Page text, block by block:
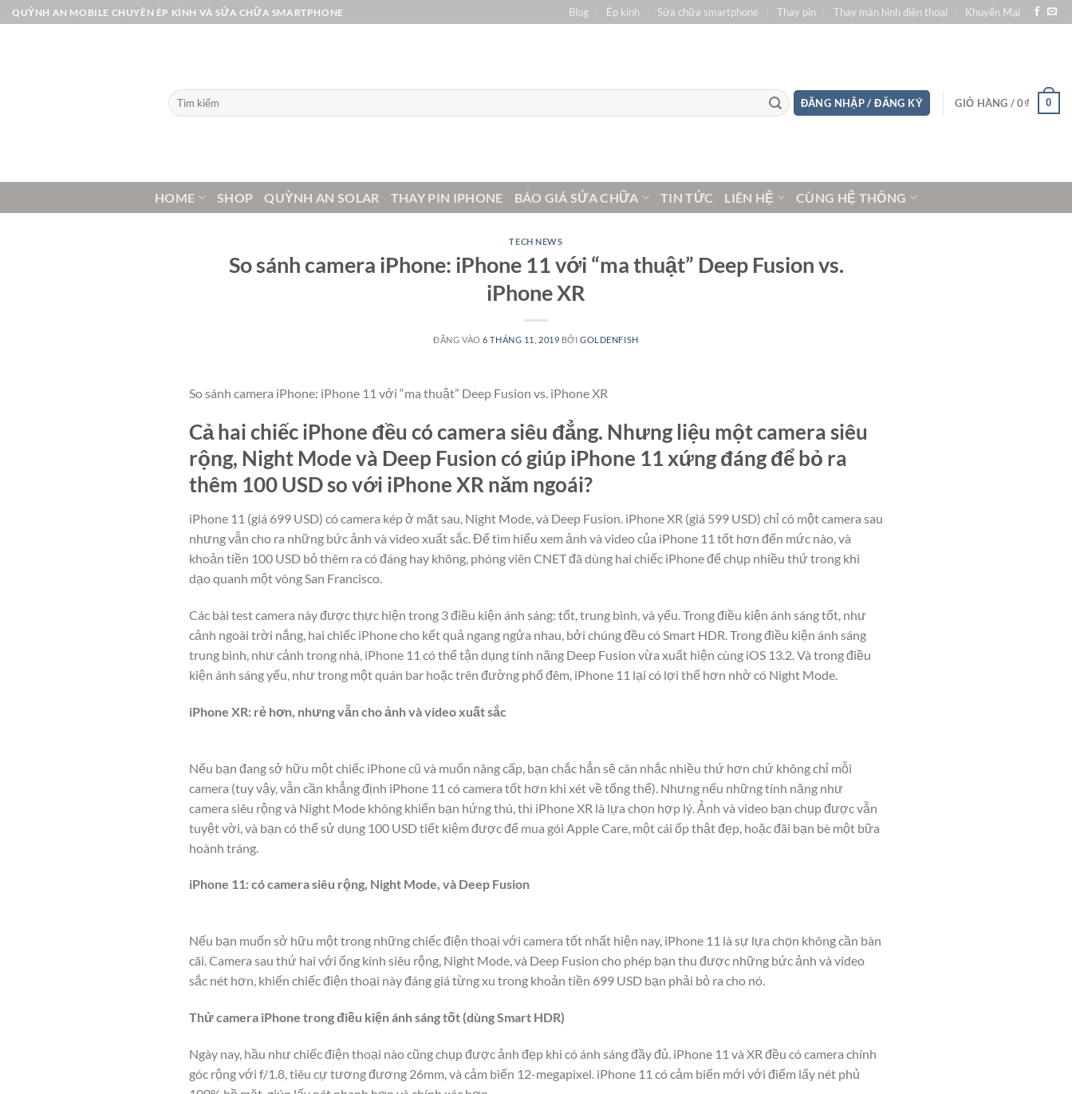
Bỏ
qua
QUỲNH AN MOBILE CHUYÊN ÉP KÍNH VÀ SỬA CHỮA SMARTPHONE Blog Ép kính Sửa chữa smartphone Thay pin Thay màn hình điện thoại Khuyến Mại
Tìm
kiếm:
ĐĂNG NHẬP / ĐĂNG KÝ GIỎ HÀNG /0₫ 0
HOME SHOP QUỲNH AN SOLAR THAY PIN IPHONE BÁO GIÁ SỬA CHỮA TIN TỨC LIÊN HỆ CÙNG HỆ THỐNG
TECH NEWS
So sánh camera iPhone: iPhone 11 với “ma thuật” Deep Fusion vs.
iPhone XR
ĐĂNG VÀO6 THÁNG 11, 2019 BỞIGOLDENFISH
So sánh camera iPhone: iPhone 11 với “ma thuật” Deep Fusion vs. iPhone XR
Cả hai chiếc iPhone đều có camera siêu đẳng. Nhưng liệu một camera siêu
rộng, Night Mode và Deep Fusion có giúp iPhone 11 xứng đáng để bỏ ra
thêm 100 USD so với iPhone XR năm ngoái?
iPhone 11 (giá 699 USD) có camera kép ở mặt sau, Night Mode, và Deep Fusion. iPhone XR (giá 599 USD) chỉ có một camera sau
nhưng vẫn cho ra những bức ảnh và video xuất sắc. Để tìm hiểu xem ảnh và video của iPhone 11 tốt hơn đến mức nào, và
khoản tiền 100 USD bỏ thêm ra có đáng hay không, phóng viên CNET đã dùng hai chiếc iPhone để chụp nhiều thứ trong khi
dạo quanh một vòng San Francisco.
Các bài test camera này được thực hiện trong 3 điều kiện ánh sáng: tốt, trung bình, và yếu. Trong điều kiện ánh sáng tốt, như
cảnh ngoài trời nắng, hai chiếc iPhone cho kết quả ngang ngửa nhau, bởi chúng đều có Smart HDR. Trong điều kiện ánh sáng
trung bình, như cảnh trong nhà, iPhone 11 có thể tận dụng tính năng Deep Fusion vừa xuất hiện cùng iOS 13.2. Và trong điều
kiện ánh sáng yếu, như trong một quán bar hoặc trên đường phố đêm, iPhone 11 lại có lợi thế hơn nhờ có Night Mode.
iPhone XR: rẻ hơn, nhưng vẫn cho ảnh và video xuất sắc
Nếu bạn đang sở hữu một chiếc iPhone cũ và muốn nâng cấp, bạn chắc hẳn sẽ cân nhắc nhiều thứ hơn chứ không chỉ mỗi
camera (tuy vậy, vẫn cần khẳng định iPhone 11 có camera tốt hơn khi xét về tổng thể). Nhưng nếu những tính năng như
camera siêu rộng và Night Mode không khiến bạn hứng thú, thì iPhone XR là lựa chọn hợp lý. Ảnh và video bạn chụp được vẫn
tuyệt vời, và bạn có thể sử dụng 100 USD tiết kiệm được để mua gói Apple Care, một cái ốp thật đẹp, hoặc đãi bạn bè một bữa
hoành tráng.
iPhone 11: có camera siêu rộng, Night Mode, và Deep Fusion
Nếu bạn muốn sở hữu một trong những chiếc điện thoại với camera tốt nhất hiện nay, iPhone 11 là sự lựa chọn không cần bàn
cãi. Camera sau thứ hai với ống kính siêu rộng, Night Mode, và Deep Fusion cho phép bạn thu được những bức ảnh và video
sắc nét hơn, khiến chiếc điện thoại này đáng giá từng xu trong khoản tiền 699 USD bạn phải bỏ ra cho nó.
Thử camera iPhone trong điều kiện ánh sáng tốt (dùng Smart HDR)
Ngày nay, hầu như chiếc điện thoại nào cũng chụp được ảnh đẹp khi có ánh sáng đầy đủ. iPhone 11 và XR đều có camera chính
góc rộng với f/1.8, tiêu cự tương đương 26mm, và cảm biến 12-megapixel. iPhone 11 có cảm biến mới với điểm lấy nét phủ